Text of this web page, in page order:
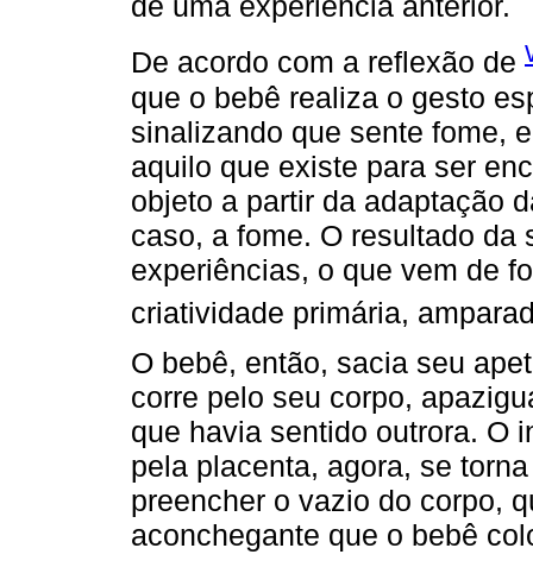
De acordo com a reflexão de
que o bebê realiza o gesto
sinalizando que sente fome,
aquilo que existe para ser
objeto a partir da adaptação
caso, a fome. O resultado da
experiências, o que vem de
criatividade primária,
O bebê, então, sacia seu
corre pelo seu corpo,
que havia sentido outrora. O
pela placenta, agora, se
preencher o vazio do corpo,
aconchegante que o bebê